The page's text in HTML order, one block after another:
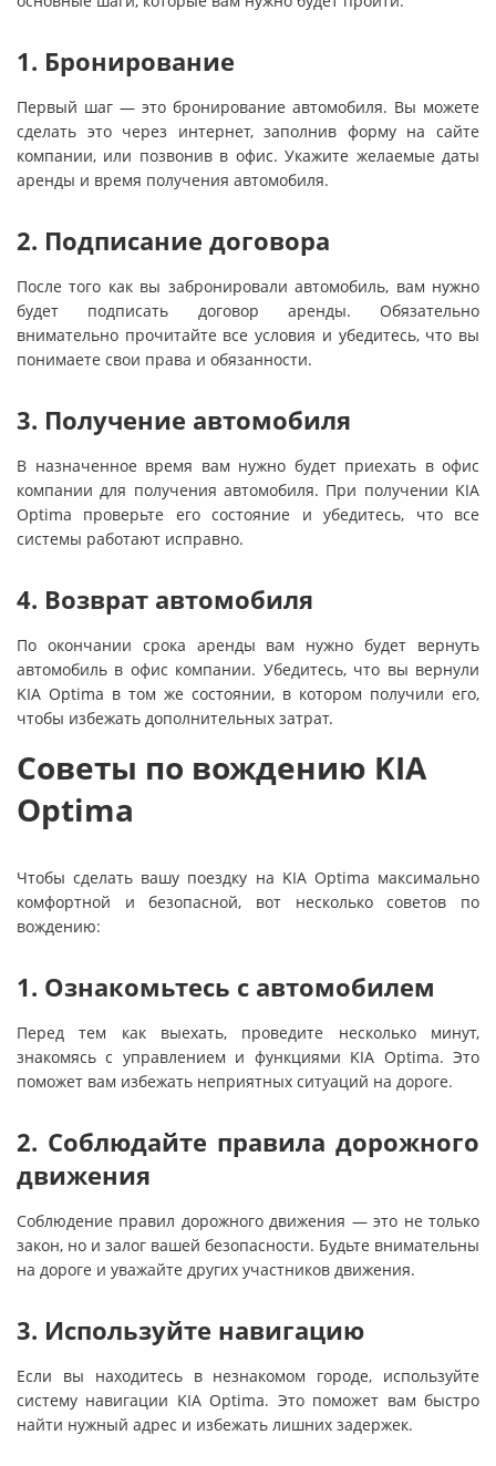
1. Бронирование
Первый шаг — это бронирование автомобиля. Вы можете
сделать это через интернет, заполнив форму на сайте
компании, или позвонив в офис. Укажите желаемые даты
аренды и время получения автомобиля.
2. Подписание договора
После того как вы забронировали автомобиль, вам нужно
будет подписать договор аренды. Обязательно
внимательно прочитайте все условия и убедитесь, что вы
понимаете свои права и обязанности.
3. Получение автомобиля
В назначенное время вам нужно будет приехать в офис
компании для получения автомобиля. При получении KIA
Optima проверьте его состояние и убедитесь, что все
системы работают исправно.
4. Возврат автомобиля
По окончании срока аренды вам нужно будет вернуть
автомобиль в офис компании. Убедитесь, что вы вернули
KIA Optima в том же состоянии, в котором получили его,
чтобы избежать дополнительных затрат.
Советы по вождению KIA
Optima
Чтобы сделать вашу поездку на KIA Optima максимально
комфортной и безопасной, вот несколько советов по
вождению:
1. Ознакомьтесь с автомобилем
Перед тем как выехать, проведите несколько минут,
знакомясь с управлением и функциями KIA Optima. Это
поможет вам избежать неприятных ситуаций на дороге.
2. Соблюдайте правила дорожного
движения
Соблюдение правил дорожного движения — это не только
закон, но и залог вашей безопасности. Будьте внимательны
на дороге и уважайте других участников движения.
3. Используйте навигацию
Если вы находитесь в незнакомом городе, используйте
систему навигации KIA Optima. Это поможет вам быстро
найти нужный адрес и избежать лишних задержек.